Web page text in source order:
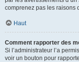
comprenez pas les raisons
Haut
Comment rapporter des
Si l’administrateur l’a
voir un bouton pour